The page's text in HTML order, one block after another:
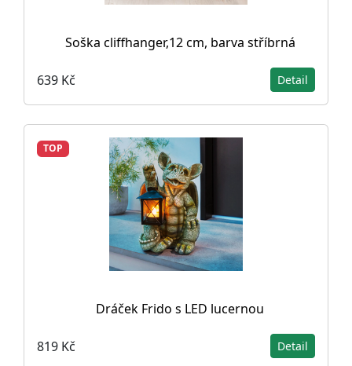
Soška cliffhanger,12 cm, barva stříbrná
639 Kč Detail
TOP
Dráček Frido s LED lucernou
819 Kč Detail